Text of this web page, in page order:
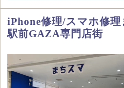
iPhone修理/スマホ修
駅前GAZA専門店街